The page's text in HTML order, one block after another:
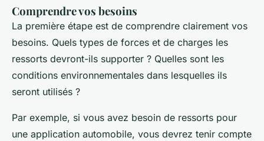
Comprendre vos besoins
La première étape est de comprendre clairement vos
besoins. Quels types de forces et de charges les
ressorts devront-ils supporter ? Quelles sont les
conditions environnementales dans lesquelles ils
seront utilisés ?
Par exemple, si vous avez besoin de ressorts pour
une application automobile, vous devrez tenir compte